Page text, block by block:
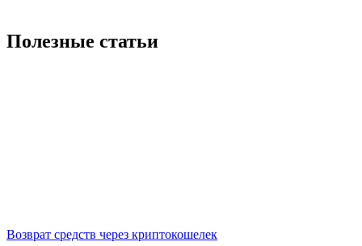
Полезные статьи
Возврат средств через криптокошелек